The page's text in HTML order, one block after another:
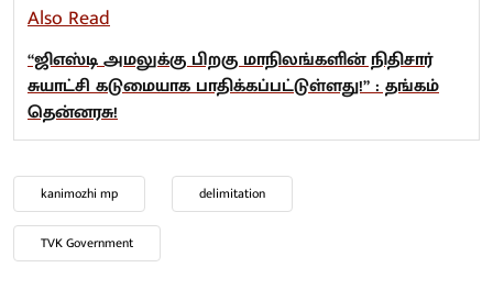
Also Read
“ஜிஎஸ்டி அமலுக்கு பிறகு மாநிலங்களின் நிதிசார்
சுயாட்சி கடுமையாக பாதிக்கப்பட்டுள்ளது!” : தங்கம்
தென்னரசு!
kanimozhi mp delimitation
TVK Government